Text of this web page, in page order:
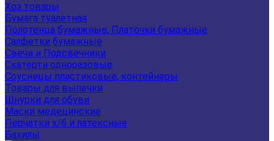
Хоз товары
Бумага туалетная
Полотенца бумажные, Платочки бумажные
Салфетки бумажные
Свечи и Подсвечники
Скатерти одноразовые
Соусницы пластиковые, контейнеры
Товары для выпечки
Шнурки для обуви
Маски медецинские
Перчатки х/б и латексные
Бахилы